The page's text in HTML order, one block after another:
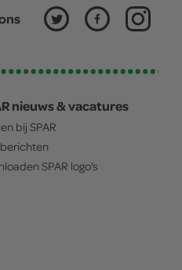
nieuws & vacatures
bij SPAR
SPAR logo's